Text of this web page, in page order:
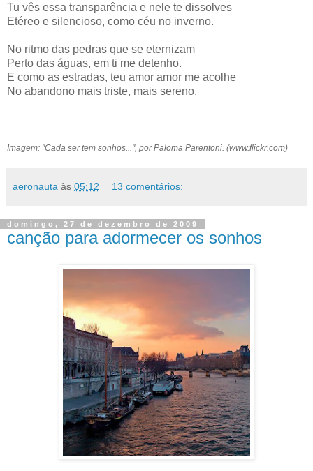
Tu vês essa transparência e nele te dissolves
Etéreo e silencioso, como céu no inverno.
No ritmo das pedras que se eternizam
Perto das águas, em ti me detenho.
E como as estradas, teu amor amor me acolhe
No abandono mais triste, mais sereno.
Imagem: "Cada ser tem sonhos...", por Paloma Parentoni. (www.flickr.com)
aeronauta às 05:12 13 comentários:
domingo, 27 de dezembro de 2009
canção para adormecer os sonhos